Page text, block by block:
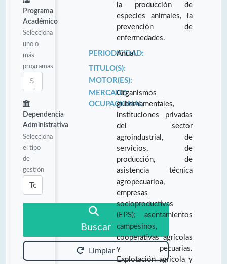
Programa
Académico
Selecciona
uno o
más
programas
Dependencia
Administrativa
Selecciona
el tipo
de
gestión
Buscar
Limpiar
la producción de
especies animales, la
prevención de
enfermedades.
PERIODICIDAD:
Anual.
TITULO(S):
MOTOR(ES):
MERCADO
OCUPACIONAL:
Organismos
gubernamentales,
instituciones privadas
del sector
agroindustrial, de
servicios, de
producción, de
asistencia técnica
agropecuarioa,
empresas
socioproductivas
(EPS); asentamientos
campesinos,
cooperativas agrícolas
y pecuarias.
Explotación agrícola y